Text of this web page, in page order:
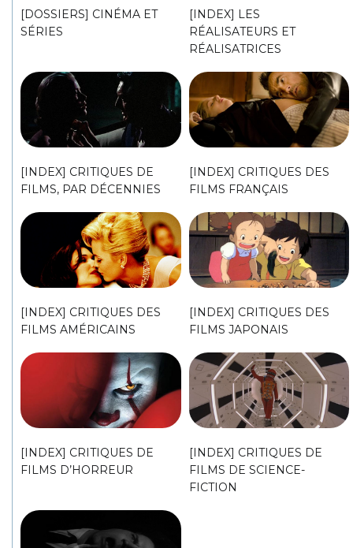
[DOSSIERS] CINÉMA ET
SÉRIES
[INDEX] LES
RÉALISATEURS ET
RÉALISATRICES
[INDEX] CRITIQUES DE
FILMS, PAR DÉCENNIES
[INDEX] CRITIQUES DES
FILMS FRANÇAIS
[INDEX] CRITIQUES DES
FILMS AMÉRICAINS
[INDEX] CRITIQUES DES
FILMS JAPONAIS
[INDEX] CRITIQUES DE
FILMS D’HORREUR
[INDEX] CRITIQUES DE
FILMS DE SCIENCE-
FICTION